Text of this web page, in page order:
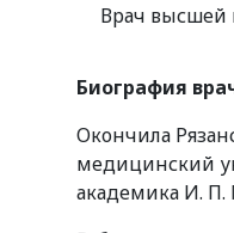
Врач высшей
Биография
Окончила
медицинский
академика И. П.